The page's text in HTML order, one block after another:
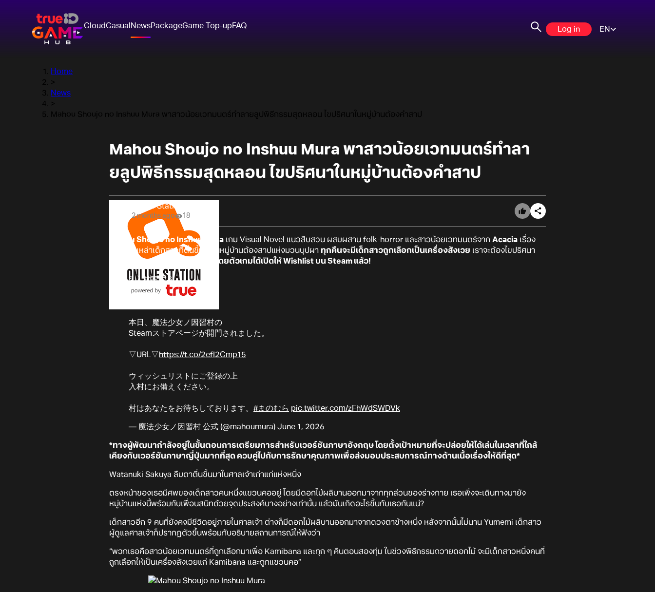
CloudCasual NewsPackageGame Top-upFAQ Log in EN
Home
>
News
>
Mahou Shoujo no Inshuu Mura พาสาวน้อยเวทมนตร์ทำลายลูปพิธีกรรมสุดหลอน ไขปริศนาในหมู่บ้านต้องคำสาป
Mahou Shoujo no Inshuu Mura พาสาวน้อยเวทมนตร์ทำลา
ยลูปพิธีกรรมสุดหลอน ไขปริศนาในหมู่บ้านต้องคำสาป
Online Station
2 months ago 18
Mahou Shoujo no Inshuu Mura เกม Visual Novel แนวสืบสวน ผสมผสาน folk-horror และสาวน้อยเวทมนตร์จาก Acacia เรื่อง
ราวของเหล่าเด็กสาวที่ตื่นขึ้นมาในหมู่บ้านต้องสาปแห่งมวนบุปผา ทุกคืนจะมีเด็กสาวถูกเลือกเป็นเครื่องสังเวย เราจะต้องไขปริศนา
และทำลายลูปพิธีกรรมอันไร้ที่สุด
โดยตัวเกมได้เปิดให้ Wishlist บน Steam แล้ว!
§ 入村案内 §
本日、魔法少女ノ因習村の
Steamストアページが開門されました。
▽URL▽ https://t.co/2efI2Cmp15
ウィッシュリストにご登録の上
入村にお備えください。
村はあなたをお待ちしております。 #まのむら pic.twitter.com/zFhWdSWDVk
— 魔法少女ノ因習村 公式 (@mahoumura) June 1, 2026
*ทางผู้พัฒนากำลังอยู่ในขั้นตอนการเตรียมการสำหรับเวอร์ชันภาษาอังกฤษ โดยตั้งเป้าหมายที่จะปล่อยให้ได้เล่นในเวลาที่ใกล้
เคียงกับเวอร์ชันภาษาญี่ปุ่นมากที่สุด ควบคู่ไปกับการรักษาคุณภาพเพื่อส่งมอบประสบการณ์ทางด้านเนื้อเรื่องให้ดีที่สุด*
Watanuki Sakuya ลืมตาตื่นขึ้นมาในศาลเจ้าเก่าแก่แห่งหนึ่ง
ตรงหน้าของเธอมีศพของเด็กสาวคนหนึ่งแขวนคออยู่ โดยมีดอกไม้ผลิบานออกมาจากทุกส่วนของร่างกาย เธอเพิ่งจะเดินทางมายัง
หมู่บ้านแห่งนี้พร้อมกับเพื่อนสนิทด้วยจุดประสงค์บางอย่างเท่านั้น แล้วมันเกิดอะไรขึ้นกับเธอกันแน่?
เด็กสาวอีก 9 คนที่ยังคงมีชีวิตอยู่ภายในศาลเจ้า ต่างก็มีดอกไม้ผลิบานออกมาจากดวงตาข้างหนึ่ง หลังจากนั้นไม่นาน Yumemi เด็กสาว
ผู้ดูแลศาลเจ้าก็ปรากฏตัวขึ้นพร้อมกับอธิบายสถานการณ์ให้ฟังว่า
“พวกเธอคือสาวน้อยเวทมนตร์ที่ถูกเลือกมาเพื่อ Kamibana และทุก ๆ คืนตอนสองทุ่ม ในช่วงพิธีกรรมถวายดอกไม้ จะมีเด็กสาวหนึ่งคนที่
ถูกเลือกให้เป็นเครื่องสังเวยแก่ Kamibana และถูกแขวนคอ”